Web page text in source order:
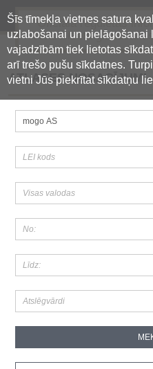
Šīs tīmekļa vietnes satura
uzlabošanai un pielāgošanai
vajadzībām tiek lietotas
arī trešo pušu sīkdatnes.
vietni Jūs piekrītat sīkdatņu
Oficiālā regulētās
centralizētā
ATLASES NOSACĪJUMI